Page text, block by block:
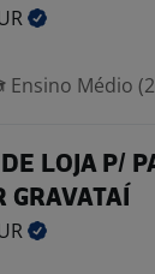
Ensino Médio
LOJA P/
GRAVATAÍ